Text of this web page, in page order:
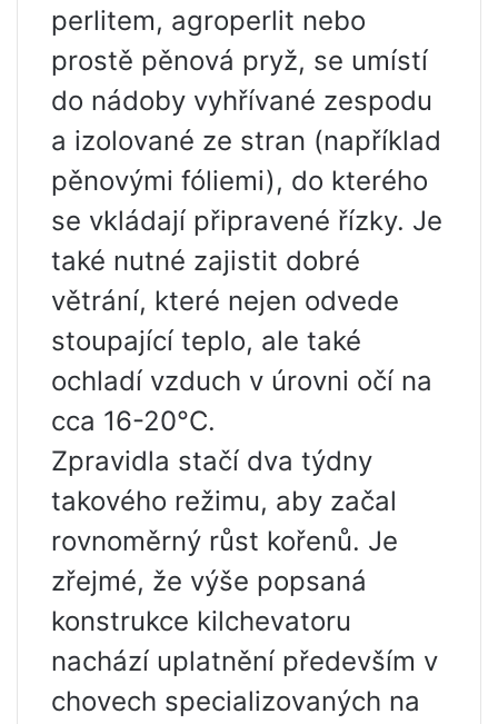
perlitem, agroperlit nebo
prostě pěnová pryž, se umístí
do nádoby vyhřívané zespodu
a izolované ze stran (například
pěnovými fóliemi), do kterého
se vkládají připravené řízky. Je
také nutné zajistit dobré
větrání, které nejen odvede
stoupající teplo, ale také
ochladí vzduch v úrovni očí na
cca 16-20°C.
Zpravidla stačí dva týdny
takového režimu, aby začal
rovnoměrný růst kořenů. Je
zřejmé, že výše popsaná
konstrukce kilchevatoru
nachází uplatnění především v
chovech specializovaných na